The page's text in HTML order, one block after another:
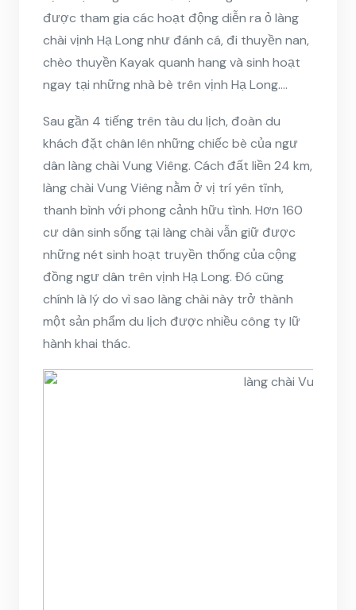
được tham gia các hoạt động diễn ra ỏ làng
chài vịnh Hạ Long như đánh cá, đi thuyền nan,
chèo thuyền Kayak quanh hang và sinh hoạt
ngay tại những nhà bè trên vịnh Hạ Long….
Sau gần 4 tiếng trên tàu du lịch, đoàn du
khách đặt chân lên những chiếc bè của ngư
dân làng chài Vung Viêng. Cách đất liền 24 km,
làng chài Vung Viêng nằm ở vị trí yên tĩnh,
thanh bình với phong cảnh hữu tình. Hơn 160
cư dân sinh sống tại làng chài vẫn giữ được
những nét sinh hoạt truyền thống của cộng
đồng ngư dân trên vịnh Hạ Long. Đó cũng
chính là lý do vì sao làng chài này trở thành
một sản phẩm du lịch được nhiều công ty lữ
hành khai thác.